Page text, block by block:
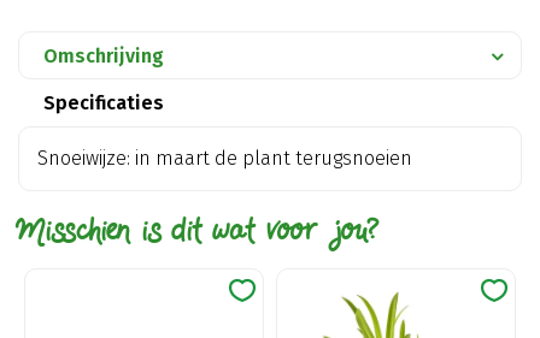
Omschrijving
Specificaties
Snoeiwijze: in maart de plant terugsnoeien
Misschien is dit wat voor jou?